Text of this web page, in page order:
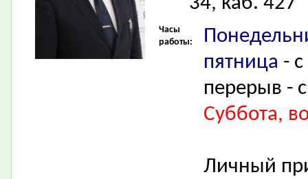
Часы
работы:
пятница -
перерыв -
Суббота,
Личный